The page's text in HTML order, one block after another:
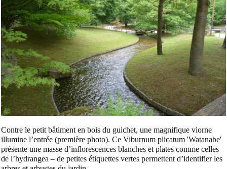
Contre le petit bâtiment en bois du guichet, une magnifique viorne
illumine l’entrée (première photo). Ce Viburnum plicatum 'Watanabe'
présente une masse d’inflorescences blanches et plates comme celles
de l’hydrangea – de petites étiquettes vertes permettent d’identifier les